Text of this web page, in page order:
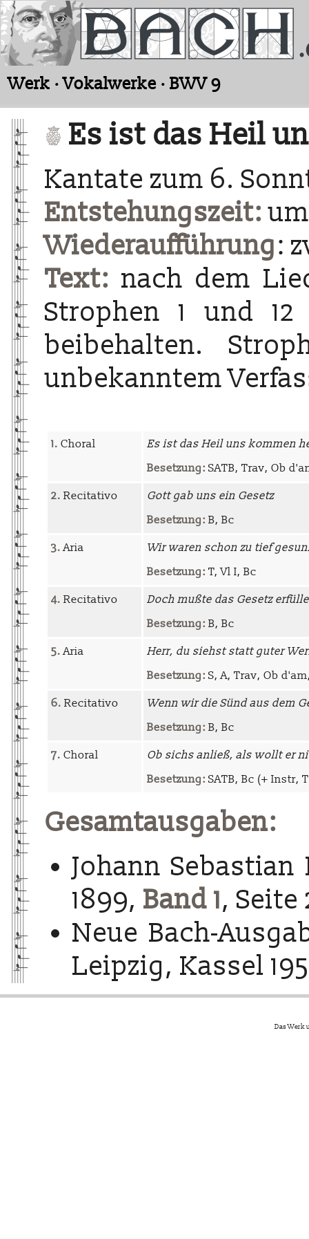
Werk · Vokalwerke · BWV 9
Es ist das Heil
Kantate zum 6.
Entstehungszeit: um
Wiederaufführung:
Text: nach dem
Strophen 1 und
beibehalten.
unbekanntem
1. Choral
Es ist das Heil uns kommen
Besetzung: SATB, Trav, Ob
2. Recitativo
Gott gab uns ein Gesetz
Besetzung: B, Bc
3.Aria
Wir waren schon zu tief
Besetzung: T, Vl I, Bc
4. Recitativo
Doch mußte das Gesetz
Besetzung: B, Bc
5.Aria
Herr, du siehst statt guter
Besetzung: S, A, Trav, Ob
6. Recitativo
Wenn wir die Sünd aus dem
Besetzung: B, Bc
7. Choral
Ob sichs anließ, als wollt er
Besetzung: SATB, Bc (+ Instr,
Gesamtausgaben:
Johann Sebastian
1899, Band 1, Seite
Neue Bach-
Leipzig, Kassel
Das Werk